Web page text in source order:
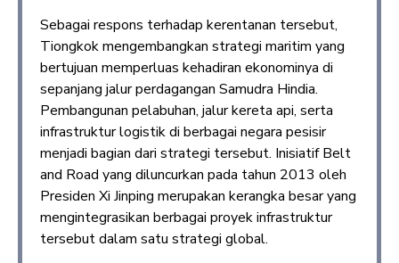
Sebagai respons terhadap kerentanan tersebut,
Tiongkok mengembangkan strategi maritim yang
bertujuan memperluas kehadiran ekonominya di
sepanjang jalur perdagangan Samudra Hindia.
Pembangunan pelabuhan, jalur kereta api, serta
infrastruktur logistik di berbagai negara pesisir
menjadi bagian dari strategi tersebut. Inisiatif Belt
and Road yang diluncurkan pada tahun 2013 oleh
Presiden Xi Jinping merupakan kerangka besar yang
mengintegrasikan berbagai proyek infrastruktur
tersebut dalam satu strategi global.